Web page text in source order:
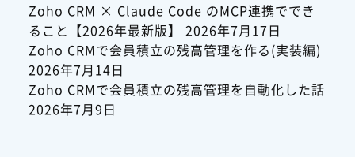
Zoho CRM × Claude Code のMCP連携ででき
ること【2026年最新版】
2026年7月17日
Zoho CRMで会員積立の残高管理を作る(実装編)
2026年7月14日
Zoho CRMで会員積立の残高管理を自動化した話
2026年7月9日